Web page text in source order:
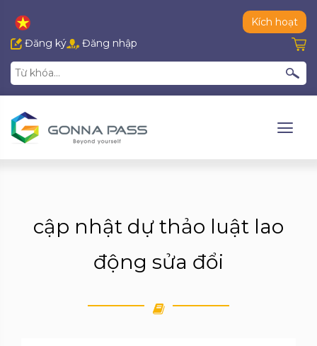
Kích hoạt
Đăng ký
Đăng nhập
cập nhật dự thảo luật lao
động sửa đổi